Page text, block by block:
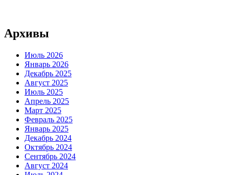
Архивы
Июль 2026
Январь 2026
Декабрь 2025
Август 2025
Июль 2025
Апрель 2025
Март 2025
Февраль 2025
Январь 2025
Декабрь 2024
Октябрь 2024
Сентябрь 2024
Август 2024